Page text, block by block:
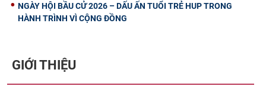
NGÀY HỘI BẦU CỬ 2026 – DẤU ẤN TUỔI TRẺ HUP TRONG
HÀNH TRÌNH VÌ CỘNG ĐỒNG
GIỚI THIỆU